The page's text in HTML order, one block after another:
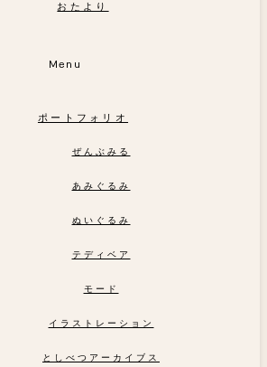
おたより
Menu
ポートフォリオ
ぜんぶみる
あみぐるみ
ぬいぐるみ
テディベア
モード
イラストレーション
としべつアーカイブス